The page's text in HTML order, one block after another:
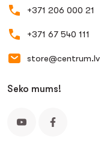
+371 206 000 21
+371 67 540 111
store@centrum.lv
Seko mums!